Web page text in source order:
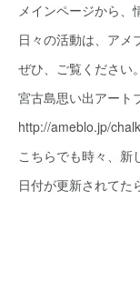
メインページから、
日々の活動は、アメ
ぜひ、ご覧ください。
宮古島思い出アート
http://ameblo.jp/
こちらでも時々、新
日付が更新されて